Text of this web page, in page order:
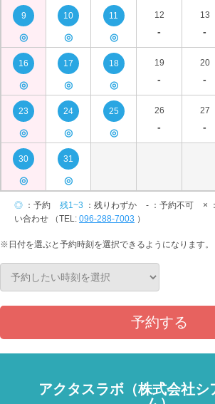
9
◎
10
◎
11
◎
12
-
13
-
16
◎
17
◎
18
◎
19
-
20
-
23
◎
24
◎
25
◎
26
-
27
-
30
◎
31
◎
◎ ：予約 残1~3 ：残りわずか - ：予約不可 ×
い合わせ （TEL: 096-288-7003 ）
※日付を選ぶと予約時刻を選択できるようになります。
予約する
アクタスラボ（株式会社シ